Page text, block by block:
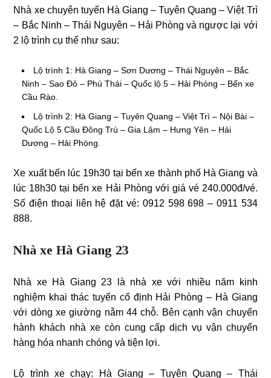
Nhà xe chuyên tuyến Hà Giang – Tuyên Quang – Việt Trì
– Bắc Ninh – Thái Nguyên – Hải Phòng và ngược lại với
2 lộ trình cụ thể như sau:
Lộ trình 1: Hà Giang – Sơn Dương – Thái Nguyên – Bắc
Ninh – Sao Đỏ – Phú Thái – Quốc lộ 5 – Hải Phòng – Bến xe
Cầu Rào.
Lộ trình 2: Hà Giang – Tuyên Quang – Việt Trì – Nội Bài –
Quốc Lộ 5 Cầu Đông Trù – Gia Lâm – Hưng Yên – Hải
Dương – Hải Phòng.
Xe xuất bến lúc 19h30 tại bến xe thành phố Hà Giang và
lúc 18h30 tại bến xe Hải Phòng với giá vé 240.000đ/vé.
Số điện thoại liên hệ đặt vé: 0912 598 698 – 0911 534
888.
Nhà xe Hà Giang 23
Nhà xe Hà Giang 23 là nhà xe với nhiều năm kinh
nghiệm khai thác tuyến cố định Hải Phòng – Hà Giang
với dòng xe giường nằm 44 chỗ. Bên cạnh vận chuyển
hành khách nhà xe còn cung cấp dịch vụ vận chuyển
hàng hóa nhanh chóng và tiện lợi.
Lộ trình xe chạy: Hà Giang – Tuyên Quang – Thái